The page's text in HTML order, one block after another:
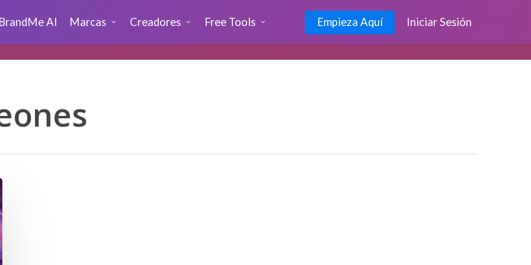
BrandMe AI Marcas Creadores Free Tools Empieza Aquí Iniciar Sesión